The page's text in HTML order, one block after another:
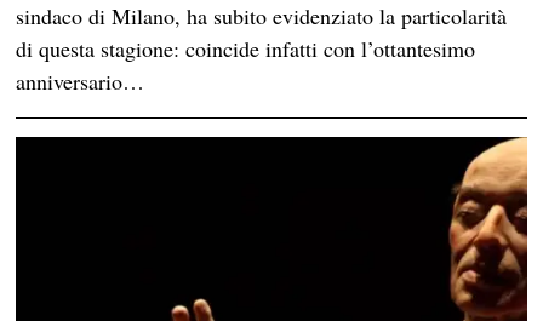
sindaco di Milano, ha subito evidenziato la particolarità
di questa stagione: coincide infatti con l’ottantesimo
anniversario…